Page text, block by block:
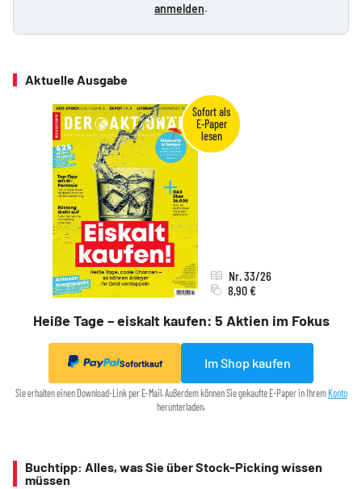
anmelden.
Aktuelle Ausgabe
Heiße Tage – eiskalt kaufen: 5 Aktien im Fokus
Nr. 33/26
8,90 €
Sofortkauf Im Shop kaufen
Sie erhalten einen Download-Link per E-Mail. Außerdem können Sie gekaufte E-Paper in Ihrem Konto
herunterladen.
Buchtipp: Alles, was Sie über Stock-Picking wissen
müssen